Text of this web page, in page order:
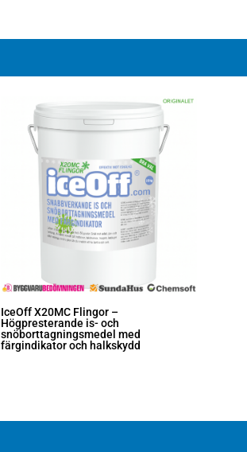
IceOff X20MC Flingor –
Högpresterande is- och
snöborttagningsmedel med
färgindikator och halkskydd